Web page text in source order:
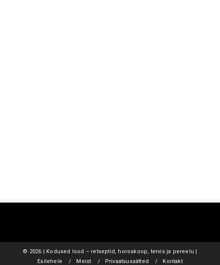
© 2026 | Kodused lood – retseptid, horoskoop, tervis ja pereelu |
Esilehele
Meist Privaatsussätted Kontakt